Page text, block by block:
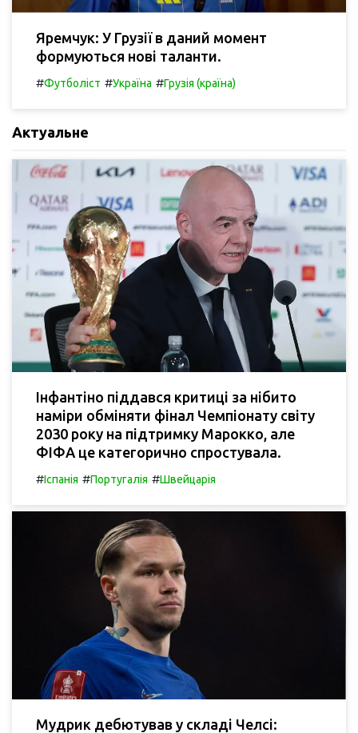
Яремчук: У Грузії в даний момент
формуються нові таланти.
#Футболіст #Україна #Грузія (країна)
Актуальне
Інфантіно піддався критиці за нібито
наміри обміняти фінал Чемпіонату світу
2030 року на підтримку Марокко, але
ФІФА це категорично спростувала.
#Іспанія #Португалія #Швейцарія
Мудрик дебютував у складі Челсі: